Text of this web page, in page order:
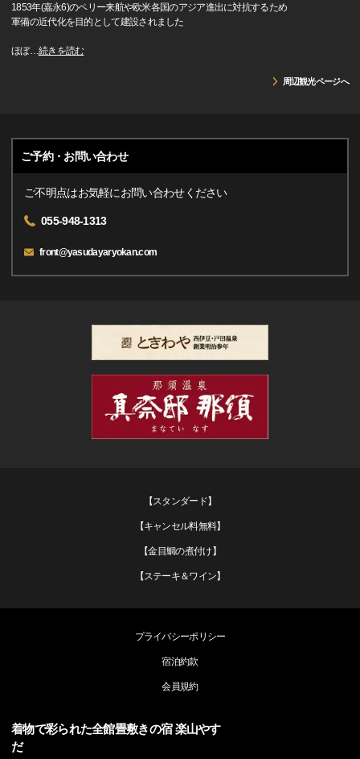
1853年(嘉永6)のペリー来航や欧米各国のアジア進出に対抗するため
軍備の近代化を目的として建設されました
ほぼ…続きを読む
周辺観光ページへ
ご予約・お問い合わせ
ご不明点はお気軽にお問い合わせください
055-948-1313
front@yasudayaryokan.com
【スタンダード】
【キャンセル料無料】
【金目鯛の煮付け】
【ステーキ＆ワイン】
プライバシーポリシー
宿泊約款
会員規約
着物で彩られた全館畳敷きの宿 楽山やす
だ